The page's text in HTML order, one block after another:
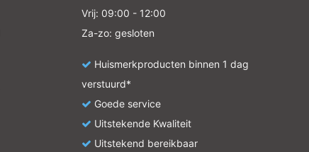
Vrij: 09:00 - 12:00
Za-zo: gesloten
Huismerkproducten binnen 1 dag
verstuurd*
Goede service
Uitstekende Kwaliteit
Uitstekend bereikbaar